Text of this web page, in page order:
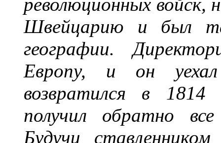
революционных войск,
Швейцарию и был
географии.
Европу, и он
возвратился в
получил обратно
Будучи